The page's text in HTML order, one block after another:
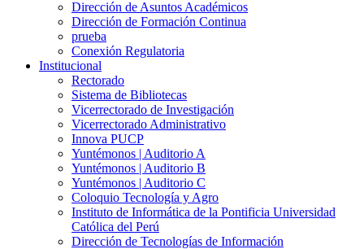
Dirección de Asuntos Académicos
Dirección de Formación Continua
prueba
Conexión Regulatoria
Institucional
Rectorado
Sistema de Bibliotecas
Vicerrectorado de Investigación
Vicerrectorado Administrativo
Innova PUCP
Yuntémonos | Auditorio A
Yuntémonos | Auditorio B
Yuntémonos | Auditorio C
Coloquio Tecnología y Agro
Instituto de Informática de la Pontificia Universidad
Católica del Perú
Dirección de Tecnologías de Información